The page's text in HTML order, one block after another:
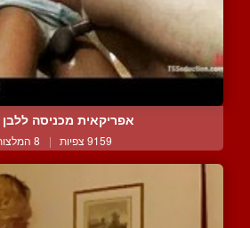
אפריקאית מכניסה
9159 צפיות | 8 המלצות